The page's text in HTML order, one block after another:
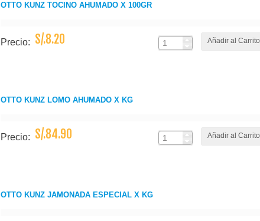
OTTO KUNZ TOCINO AHUMADO X 100GR
Precio: S/.8.20 Añadir al Carrito
OTTO KUNZ LOMO AHUMADO X KG
Precio: S/.84.90 Añadir al Carrito
OTTO KUNZ JAMONADA ESPECIAL X KG